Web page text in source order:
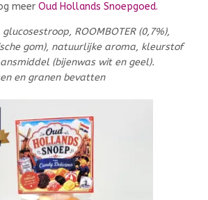
meer Oud Hollands Snoepgoed.
ROOMBOTER (0,7%),
gom), natuurlijke aroma, kleurstof
(bijenwas wit en geel).
en granen bevatten